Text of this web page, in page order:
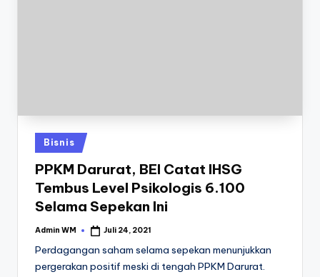
Posted
in
Bisnis
PPKM Darurat, BEI Catat IHSG
Tembus Level Psikologis 6.100
Selama Sepekan Ini
Posted
Admin WM Juli 24, 2021
Perdagangan saham selama sepekan menunjukkan
pergerakan positif meski di tengah PPKM Darurat.